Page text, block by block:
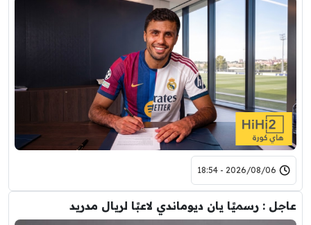
2026/08/06 - 18:54
عاجل : رسميًا يان ديوماندي لاعبًا لريال مدريد